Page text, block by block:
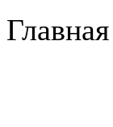
Главная